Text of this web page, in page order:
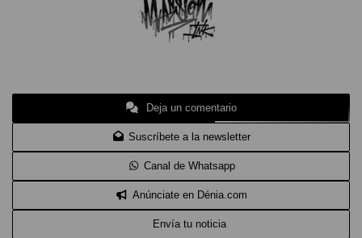
Deja un comentario
Suscríbete a la newsletter
Canal de Whatsapp
Anúnciate en Dénia.com
Envía tu noticia